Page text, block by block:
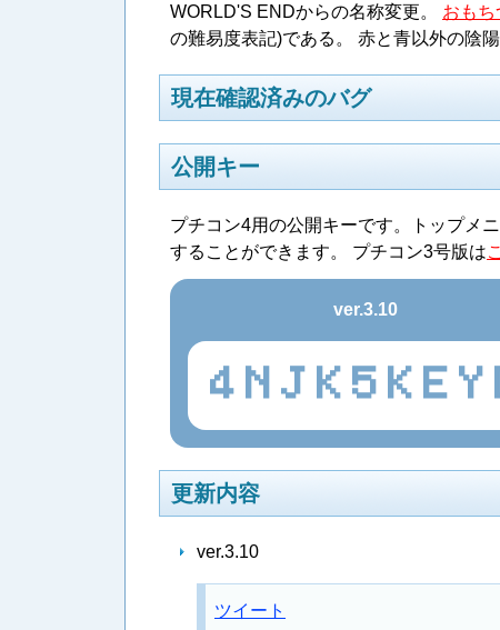
WORLD'S ENDからの名称変更。 おも
の難易度表記)である。 赤と青以外の陰
現在確認済みのバグ
公開キー
プチコン4用の公開キーです。トップメ
することができます。 プチコン3号版は
ver.3.10
更新内容
ver.3.10
ツイート